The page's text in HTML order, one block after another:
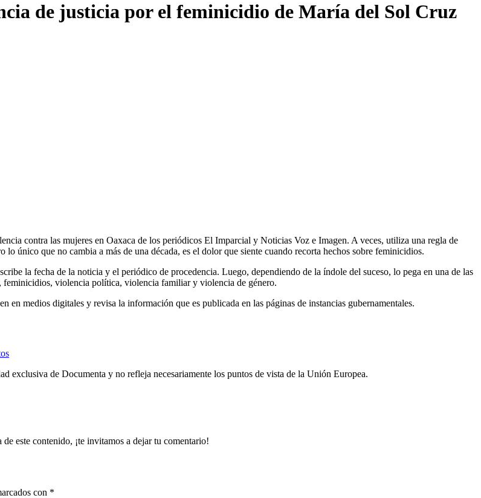
de justicia por el feminicidio de María del Sol Cruz
contra las mujeres en Oaxaca de los periódicos El Imparcial y Noticias Voz e Imagen. A veces, utiliza una regla de
único que no cambia a más de una década, es el dolor que siente cuando recorta hechos sobre feminicidios.
la fecha de la noticia y el periódico de procedencia. Luego, dependiendo de la índole del suceso, lo pega en una de las
feminicidios, violencia política, violencia familiar y violencia de género.
en medios digitales y revisa la información que es publicada en las páginas de instancias gubernamentales.
exclusiva de Documenta y no refleja necesariamente los puntos de vista de la Unión Europea.
este contenido, ¡te invitamos a dejar tu comentario!
con *